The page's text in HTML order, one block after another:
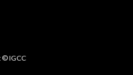
© IGCC